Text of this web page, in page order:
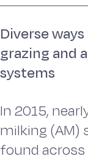
Diverse
grazing and
systems
In 2015,
milking (AM)
found